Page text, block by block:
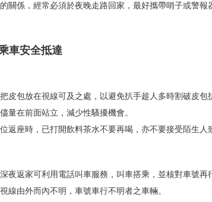
關係，經常必須於夜晚走路回家，最好攜帶哨子或警報
車安全抵達
皮包放在視線可及之處，以避免扒手趁人多時割破皮包
量在前面站立，減少性騷擾機會。
返座時，已打開飲料茶水不要再喝，亦不要接受陌生人
夜返家可利用電話叫車服務，叫車搭乘，並核對車號再
線由外而內不明，車號車行不明者之車輛。